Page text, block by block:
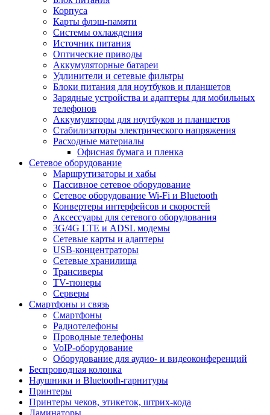
Корпуса
Карты флэш-памяти
Системы охлаждения
Источник питания
Оптические приводы
Аккумуляторные батареи
Удлинители и сетевые фильтры
Блоки питания для ноутбуков и планшетов
Зарядные устройства и адаптеры для мобильных
телефонов
Аккумуляторы для ноутбуков и планшетов
Стабилизаторы электрического напряжения
Расходные материалы
Офисная бумага и пленка
Сетевое оборудование
Маршрутизаторы и хабы
Пассивное сетевое оборудование
Сетевое оборудование Wi-Fi и Bluetooth
Конвертеры интерфейсов и скоростей
Аксессуары для сетевого оборудования
3G/4G LTE и ADSL модемы
Сетевые карты и адаптеры
USB-концентраторы
Сетевые хранилища
Трансиверы
TV-тюнеры
Серверы
Смартфоны и связь
Смартфоны
Радиотелефоны
Проводные телефоны
VoIP-оборудование
Оборудование для аудио- и видеоконференций
Беспроводная колонка
Наушники и Bluetooth-гарнитуры
Принтеры
Принтеры чеков, этикеток, штрих-кода
Ламинаторы